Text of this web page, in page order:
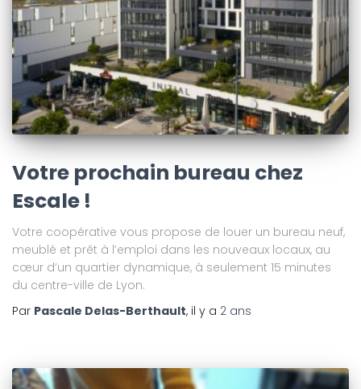
Votre prochain bureau chez
Escale !
Votre coopérative vous propose de louer un bureau neuf,
meublé et prêt à l’emploi dans les nouveaux locaux, au
cœur d’un quartier dynamique, à seulement 15 minutes
du centre-ville de Lyon.
Par Pascale Delas-Berthault, il y a 2 ans